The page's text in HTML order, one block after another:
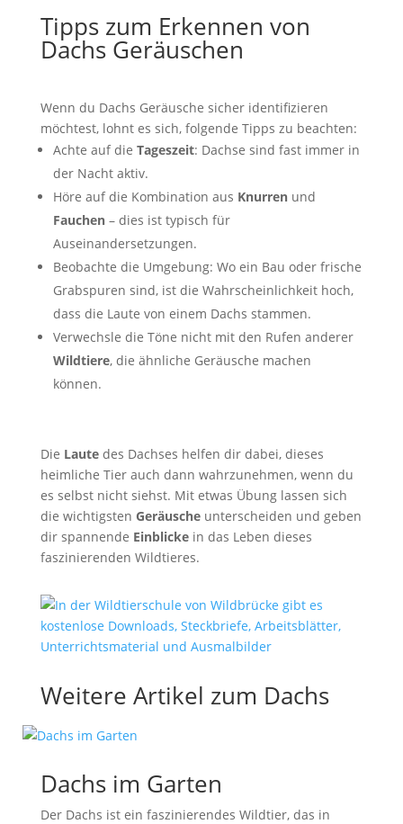
Tipps zum Erkennen von
Dachs Geräuschen
Wenn du Dachs Geräusche sicher identifizieren
möchtest, lohnt es sich, folgende Tipps zu beachten:
Achte auf die Tageszeit: Dachse sind fast immer in
der Nacht aktiv.
Höre auf die Kombination aus Knurrenund
Fauchen– dies ist typisch für
Auseinandersetzungen.
Beobachte die Umgebung: Wo ein Bau oder frische
Grabspuren sind, ist die Wahrscheinlichkeit hoch,
dass die Laute von einem Dachs stammen.
Verwechsle die Töne nicht mit den Rufen anderer
Wildtiere, die ähnliche Geräusche machen
können.
Die Lautedes Dachses helfen dir dabei, dieses
heimliche Tier auch dann wahrzunehmen, wenn du
es selbst nicht siehst. Mit etwas Übung lassen sich
die wichtigsten Geräuscheunterscheiden und geben
dir spannende Einblickein das Leben dieses
faszinierenden Wildtieres.
Weitere Artikel zum Dachs
Dachs im Garten
Der Dachs ist ein faszinierendes Wildtier, das in